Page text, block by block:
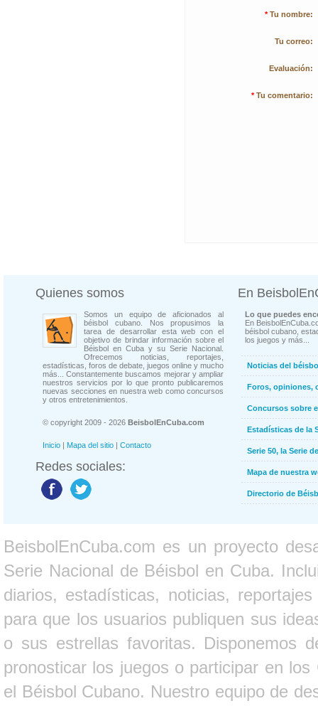
* Tu nombre:
Tu correo:
Evaluación:
* Tu comentario:
Quienes somos
Somos un equipo de aficionados al
béisbol cubano. Nos propusimos la
tarea de desarrollar esta web con el
objetivo de brindar información sobre el
Béisbol en Cuba y su Serie Nacional.
Ofrecemos noticias, reportajes,
estadísticas, foros de debate, juegos online y mucho
más... Constantemente buscamos mejorar y ampliar
nuestros servicios por lo que pronto publicaremos
nuevas secciones en nuestra web como concursos
y otros entretenimientos.
© copyright 2009 - 2026 BeisbolEnCuba.com
Inicio | Mapa del sitio | Contacto
Redes sociales:
En
Lo que puedes
En
béisbol cubano,
los juegos y más...
Noticias del
Foros, opiniones,
Concursos sobre
Estadísticas de la
Serie 50, la Serie
Mapa de nuestra
Directorio de
BeisbolEnCuba.com es un proyecto
Serie Nacional de Béisbol en Cuba.
diarios, estadísticas, noticias,
para que los usuarios publiquen sus
o sus estrellas favoritas. Disponemos
pronosticar los juegos o participar en
el Béisbol Cubano. Nuestro equipo de